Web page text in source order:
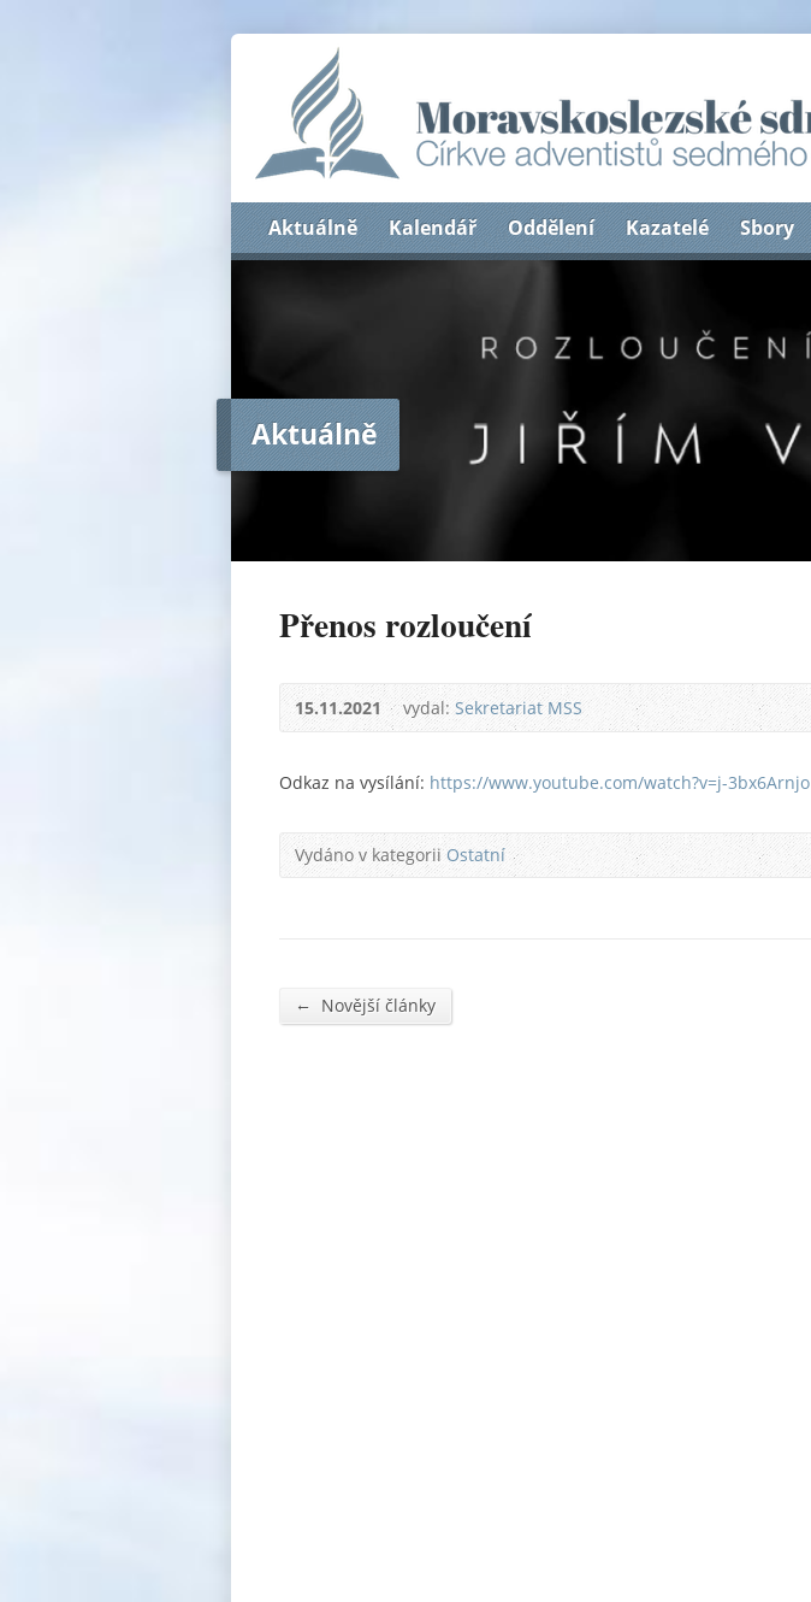
Aktuálně Kalendář Oddělení Kazatelé Sbory
Aktuálně
Přenos rozloučení
15.11.2021 vydal: Sekretariat MSS
Odkaz na vysílání: https://www.youtube.com/watch?v=j-3bx6Arnjo
Vydáno v kategoriiOstatní
← Novější články